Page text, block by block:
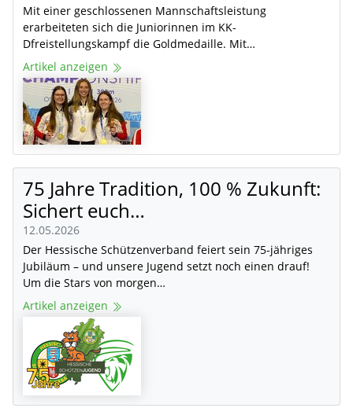
Mit einer geschlossenen Mannschaftsleistung
erarbeiteten sich die Juniorinnen im KK-
Dfreistellungskampf die Goldmedaille. Mit…
Artikel anzeigen
75 Jahre Tradition, 100 % Zukunft:
Sichert euch…
12.05.2026
Der Hessische Schützenverband feiert sein 75-jähriges
Jubiläum – und unsere Jugend setzt noch einen drauf!
Um die Stars von morgen…
Artikel anzeigen